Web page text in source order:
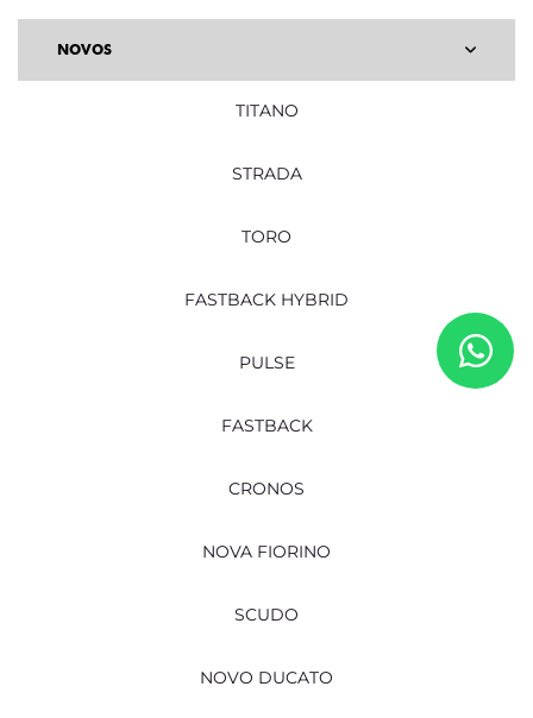
NOVOS
TITANO
STRADA
TORO
FASTBACK HYBRID
PULSE
FASTBACK
CRONOS
NOVA FIORINO
SCUDO
NOVO DUCATO